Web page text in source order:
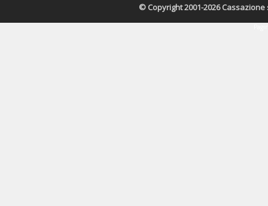
© Copyright 2001-2026 Cassazione